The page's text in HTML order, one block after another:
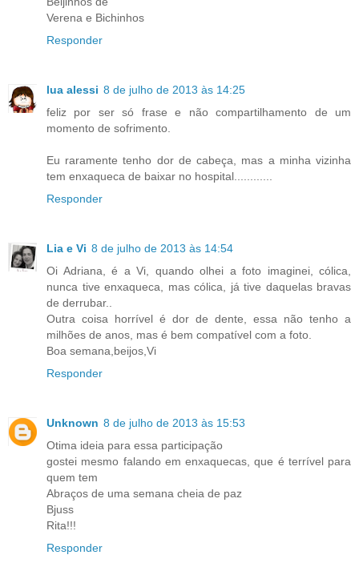
Verena e Bichinhos
Responder
lua alessi 8 de julho de 2013 às 14:25
feliz por ser só frase e não compartilhamento de um
momento de sofrimento.
Eu raramente tenho dor de cabeça, mas a minha vizinha
tem enxaqueca de baixar no hospital............
Responder
Lia e Vi 8 de julho de 2013 às 14:54
Oi Adriana, é a Vi, quando olhei a foto imaginei, cólica,
nunca tive enxaqueca, mas cólica, já tive daquelas bravas
de derrubar..
Outra coisa horrível é dor de dente, essa não tenho a
milhões de anos, mas é bem compatível com a foto.
Boa semana,beijos,Vi
Responder
Unknown 8 de julho de 2013 às 15:53
Otima ideia para essa participação
gostei mesmo falando em enxaquecas, que é terrível para
quem tem
Abraços de uma semana cheia de paz
Bjuss
Rita!!!
Responder